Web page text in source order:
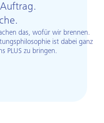
das, wofür wir brennen.
ist dabei ganz
PLUS zu bringen.